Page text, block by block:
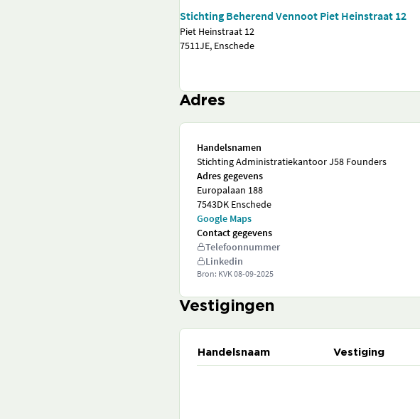
Stichting Beherend Vennoot Piet Heinstraat 12
Piet Heinstraat 12
7511JE, Enschede
Adres
Handelsnamen
Stichting Administratiekantoor J58 Founders
Adres gegevens
Europalaan 188
7543DK Enschede
Google Maps
Contact gegevens
Telefoonnummer
Linkedin
Bron: KVK08-09-2025
Vestigingen
Handelsnaam Vestiging